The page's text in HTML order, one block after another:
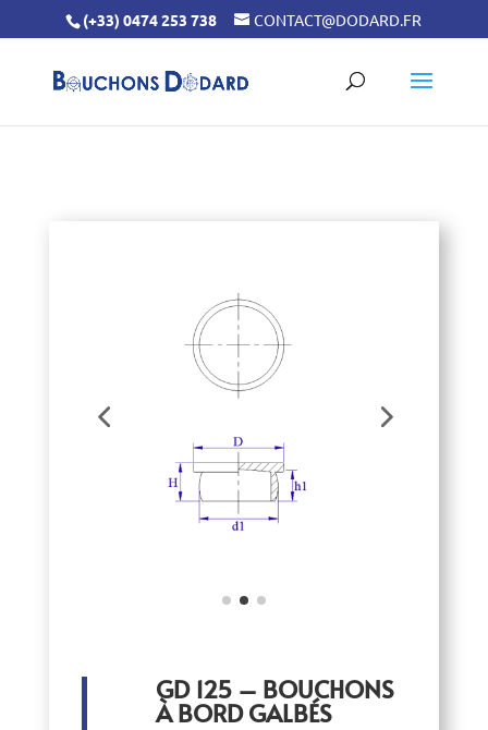
(+33) 0474 253 738 CONTACT@DODARD.FR
GD 125 – BOUCHONS
À BORD GALBÉS